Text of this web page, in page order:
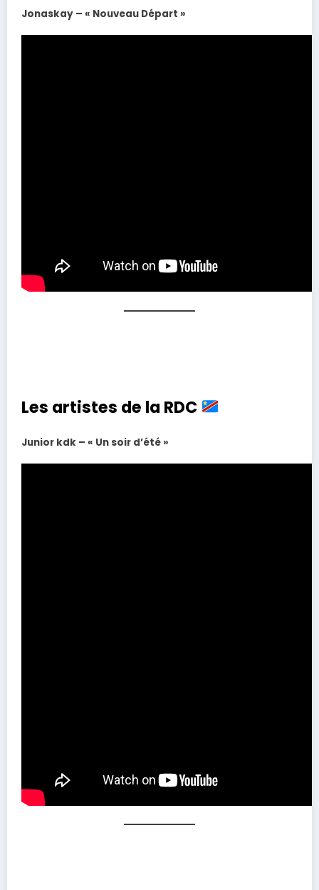
Jonaskay – « Nouveau Départ »
Les artistes de la RDC
Junior kdk – « Un soir d’été »